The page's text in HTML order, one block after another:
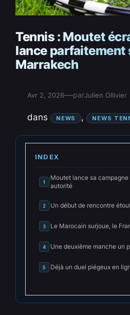
Tennis : Moutet
lance parfaitement
Marrakech
Avr 2, 2026—parJulien Ollivier
dans NEWS , NEWS
INDEX
1
Moutet lance sa
autorité
2 Un début de rencontre
3 Le Marocain surjoue, le
4 Une deuxième manche un
5 Déjà un duel piégeux en